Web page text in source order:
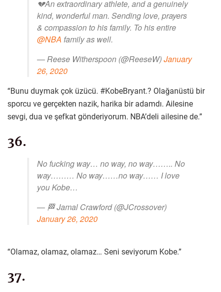
💔An extraordinary athlete, and a genuinely
kind, wonderful man. Sending love, prayers
& compassion to his family. To his entire
@NBA family as well.
— Reese Witherspoon (@ReeseW)January
26, 2020
“Bunu duymak çok üzücü. #KobeBryant.? Olağanüstü bir
sporcu ve gerçekten nazik, harika bir adamdı. Ailesine
sevgi, dua ve şefkat gönderiyorum. NBA’deli ailesine de.”
36.
No fucking way… no way, no way…….. No
way……… No way……no way…… I love
you Kobe…
— 🏁 Jamal Crawford (@JCrossover)
January 26, 2020
“Olamaz, olamaz, olamaz… Seni seviyorum Kobe.”
37.